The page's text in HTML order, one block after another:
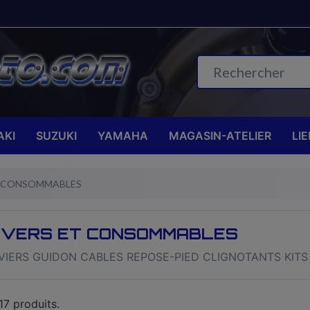
SUZUKI YAMAHA MAGASIN-ATELIER
ET CONSOMMABLES
GUIDON CABLES REPOSE-PIED CLIGNOTANTS
produits.